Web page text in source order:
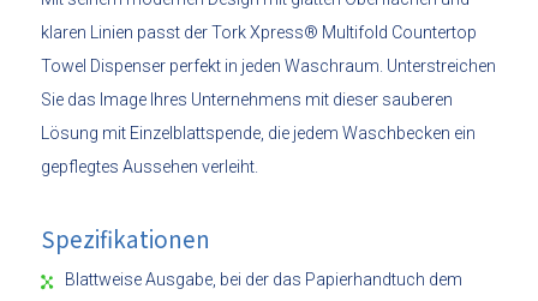
klaren Linien passt der Tork Xpress® Multifold Countertop
Towel Dispenser perfekt in jeden Waschraum. Unterstreichen
Sie das Image Ihres Unternehmens mit dieser sauberen
Lösung mit Einzelblattspende, die jedem Waschbecken ein
gepflegtes Aussehen verleiht.
Spezifikationen
Blattweise Ausgabe, bei der das Papierhandtuch dem